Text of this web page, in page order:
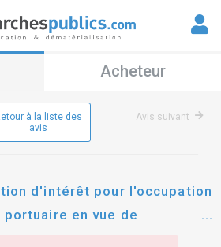
Acheteur
à la liste des
avis
Avis suivant
d'intérêt pour l'occupation
en vue de
place d'amarrage sur le port